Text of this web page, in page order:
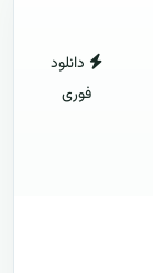
دانلود
فوری